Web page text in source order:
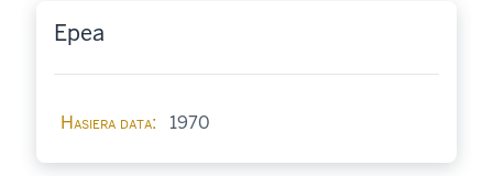
Epea
Hasiera data 1970